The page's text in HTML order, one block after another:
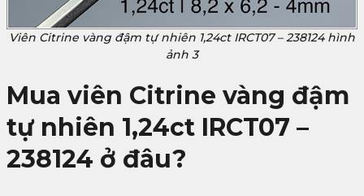
Viên Citrine vàng đậm tự nhiên 1,24ct IRCT07 – 238124 hình
ảnh 3
Mua viên Citrine vàng đậm
tự nhiên 1,24ct IRCT07 –
238124 ở đâu?